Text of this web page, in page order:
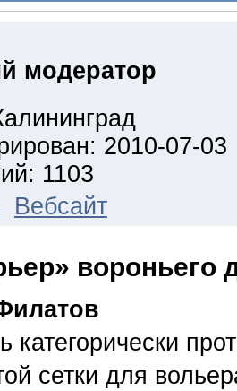
модератор
2010-07-03
1103
Вебсайт
вороньего
категорически
сетки для